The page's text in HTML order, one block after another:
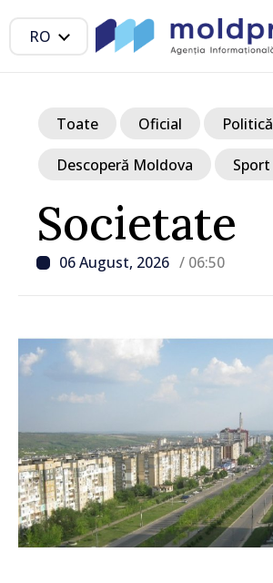
RO
Societate
06 August, 2026 / 06:50
Toate Oficial Politică
Descoperă Moldova Sport